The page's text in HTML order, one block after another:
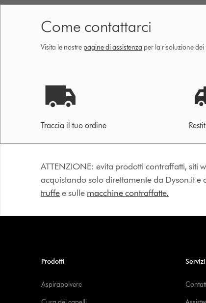
Come contattarci
Visita le nostre pagine di assistenza per la risoluzione
Traccia il tuo ordine
ATTENZIONE: evita prodotti contraffatti, siti
acquistando solo direttamente da Dyson.it
truffee sulle macchine contraffatte.
Prodotti
Aspirapolvere
Servizi